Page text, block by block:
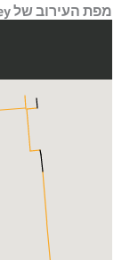
מפת העירוב של Noe Valley